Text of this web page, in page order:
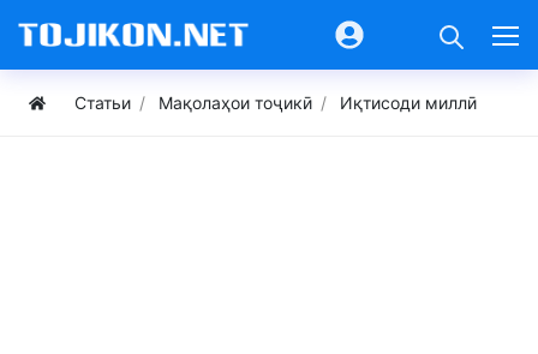
Статьи Мақолаҳои тоҷикӣ Иқтисоди миллӣ